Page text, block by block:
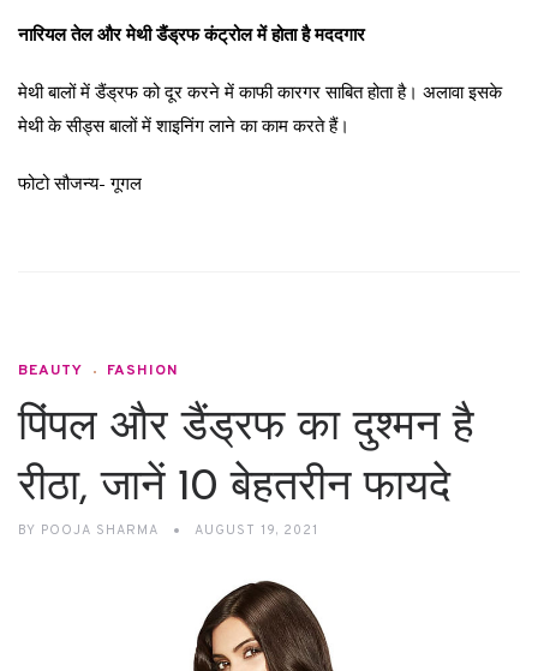
नारियल तेल और मेथी डैंड्रफ कंट्रोल में होता है मददगार
मेथी बालों में डैंड्रफ को दूर करने में काफी कारगर साबित होता है। अलावा इसके
मेथी के सीड्स बालों में शाइनिंग लाने का काम करते हैं।
फोटो सौजन्य- गूगल
BEAUTY FASHION
पिंपल और डैंड्रफ का दुश्मन है
रीठा, जानें 10 बेहतरीन फायदे
BY POOJA SHARMA AUGUST 19, 2021